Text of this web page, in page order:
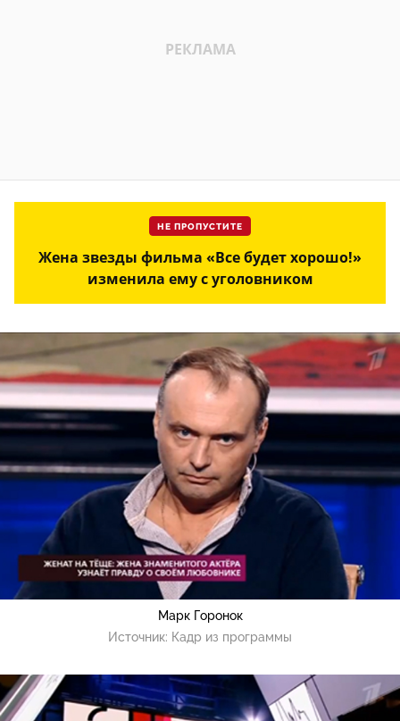
НЕ ПРОПУСТИТЕ
Жена звезды фильма «Все будет хорошо!»
изменила ему с уголовником
Марк Горонок
Источник: Кадр из программы